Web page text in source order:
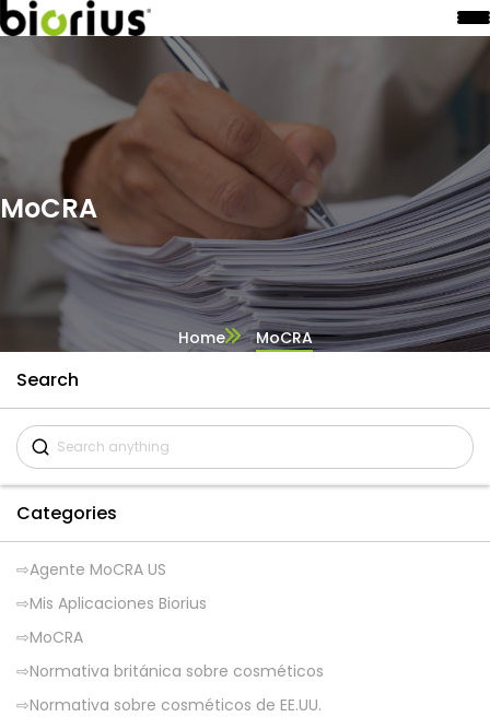
MoCRA
Home MoCRA
Search
Categories
Agente MoCRA US
Mis Aplicaciones Biorius
MoCRA
Normativa británica sobre cosméticos
Normativa sobre cosméticos de EE.UU.